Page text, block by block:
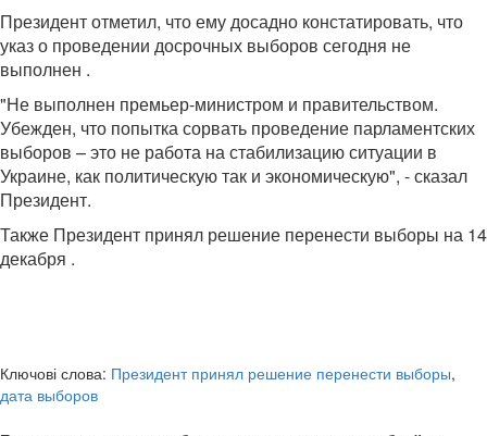
Президент отметил, что ему досадно констатировать, что
указ о проведении досрочных выборов сегодня не
выполнен .
"Не выполнен премьер-министром и правительством.
Убежден, что попытка сорвать проведение парламентских
выборов – это не работа на стабилизацию ситуации в
Украине, как политическую так и экономическую", - сказал
Президент.
Также Президент принял решение перенести выборы на 14
декабря .
Ключові слова: Президент принял решение перенести выборы,
дата выборов